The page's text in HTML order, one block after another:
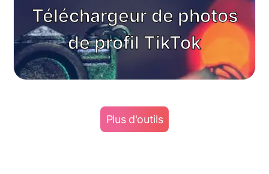
Téléchargeur de photos
de profil TikTok
Plus d'outils